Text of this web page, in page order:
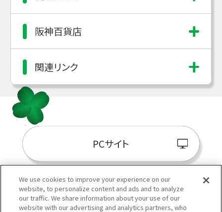
阪神百貨店
関連リンク
PCサイト
阪神百貨店E-
We use cookies to improve your experience on our
website, to personalize content and ads and to analyze
our traffic. We share information about your use of our
website with our advertising and analytics partners, who